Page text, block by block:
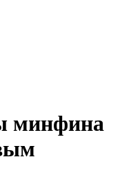
минфина